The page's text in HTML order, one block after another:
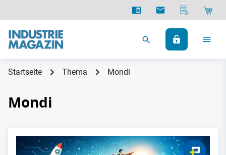
Startseite Thema Mondi
Mondi